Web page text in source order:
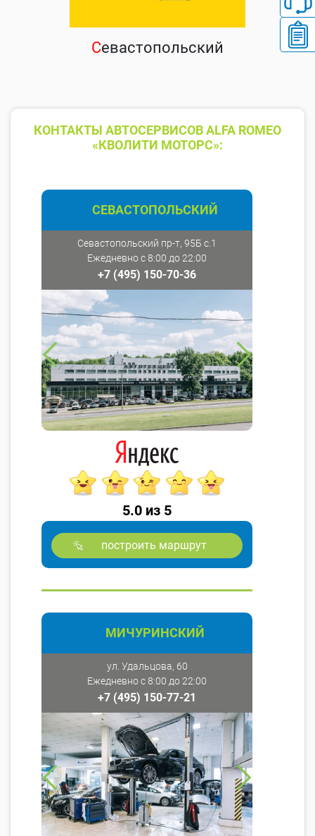
Севастопольский
КОНТАКТЫ АВТОСЕРВИСОВ ALFA ROMEO
«КВОЛИТИ МОТОРС»:
СЕВАСТОПОЛЬСКИЙ
Севастопольский пр-т, 95Б с.1
Ежедневно с 8:00 до 22:00
+7 (495) 150-70-36
5.0 из 5
построить маршрут
МИЧУРИНСКИЙ
ул. Удальцова, 60
Ежедневно с 8:00 до 22:00
+7 (495) 150-77-21